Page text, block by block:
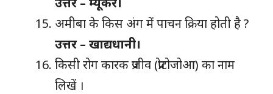
अमीबा के किस अंग में पाचन क्रिया होती है ?
उत्तर – खाद्यधानी।
किसी रोग कारक प्रजीव (प्रोटोजोआ) का नाम
लिखें ।